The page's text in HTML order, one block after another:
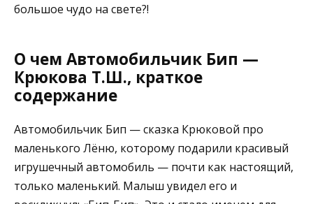
большое чудо на свете?!
О чем Автомобильчик Бип —
Крюкова Т.Ш., краткое
содержание
Автомобильчик Бип — сказка Крюковой про
маленького Лёню, которому подарили красивый
игрушечный автомобиль — почти как настоящий,
только маленький. Малыш увидел его и